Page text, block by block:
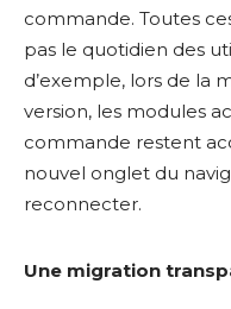
commande. Toutes
pas le quotidien des
d’exemple, lors de la
version, les modules
commande restent
nouvel onglet du
reconnecter.
Une migration